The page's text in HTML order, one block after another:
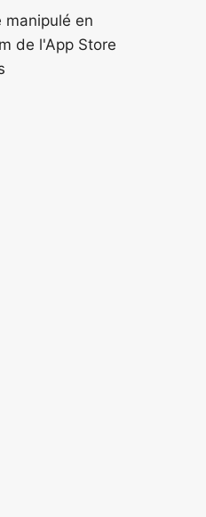
manipulé en
de l'App Store